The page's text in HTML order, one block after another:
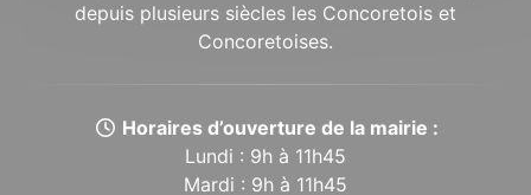
depuis plusieurs siècles les Concoretois et
Concoretoises.
Horaires d’ouverture de la mairie :
Lundi : 9h à 11h45
Mardi : 9h à 11h45